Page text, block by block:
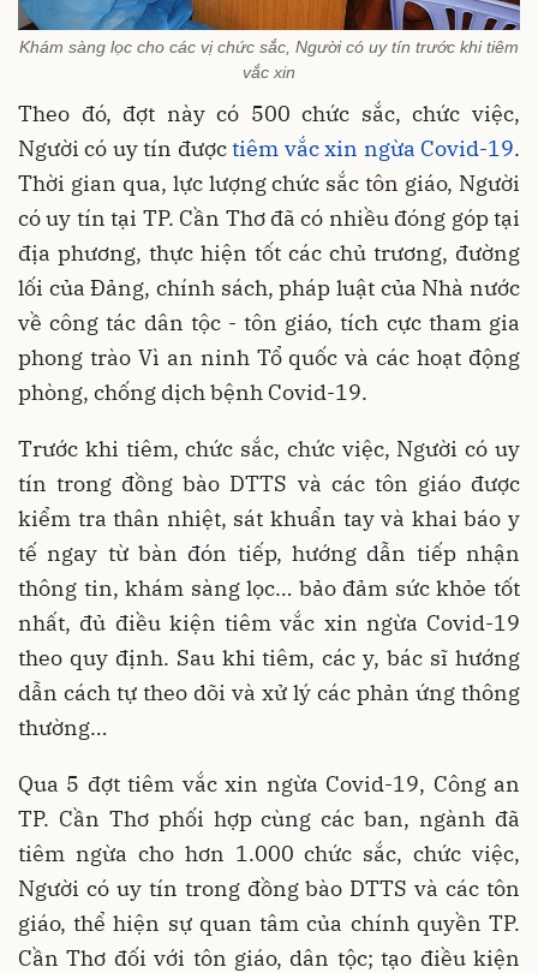
Khám sàng lọc cho các vị chức sắc, Người có uy tín trước khi tiêm
vắc xin
Theo đó, đợt này có 500 chức sắc, chức việc,
Người có uy tín đượctiêm vắc xin ngừa Covid-19.
Thời gian qua, lực lượng chức sắc tôn giáo, Người
có uy tín tại TP. Cần Thơ đã có nhiều đóng góp tại
địa phương, thực hiện tốt các chủ trương, đường
lối của Đảng, chính sách, pháp luật của Nhà nước
về công tác dân tộc - tôn giáo, tích cực tham gia
phong trào Vì an ninh Tổ quốc và các hoạt động
phòng, chống dịch bệnh Covid-19.
Trước khi tiêm, chức sắc, chức việc, Người có uy
tín trong đồng bào DTTS và các tôn giáo được
kiểm tra thân nhiệt, sát khuẩn tay và khai báo y
tế ngay từ bàn đón tiếp, hướng dẫn tiếp nhận
thông tin, khám sàng lọc… bảo đảm sức khỏe tốt
nhất, đủ điều kiện tiêm vắc xin ngừa Covid-19
theo quy định. Sau khi tiêm, các y, bác sĩ hướng
dẫn cách tự theo dõi và xử lý các phản ứng thông
thường…
Qua 5 đợt tiêm vắc xin ngừa Covid-19, Công an
TP. Cần Thơ phối hợp cùng các ban, ngành đã
tiêm ngừa cho hơn 1.000 chức sắc, chức việc,
Người có uy tín trong đồng bào DTTS và các tôn
giáo, thể hiện sự quan tâm của chính quyền TP.
Cần Thơ đối với tôn giáo, dân tộc; tạo điều kiện